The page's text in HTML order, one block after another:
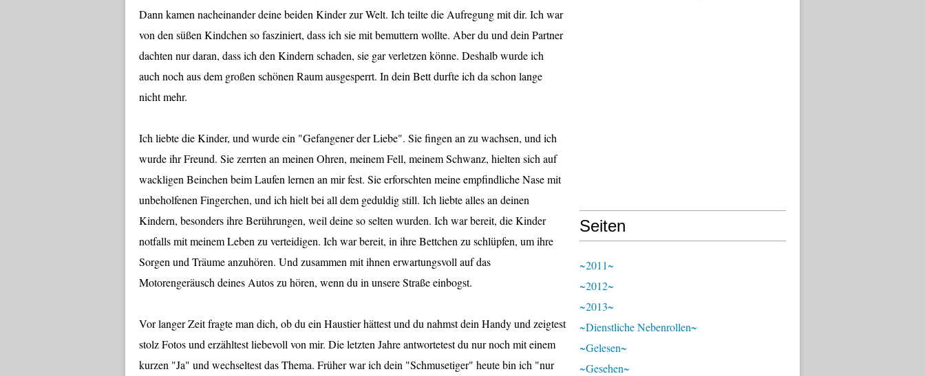
Dann kamen nacheinander deine beiden Kinder zur Welt. Ich teilte die Aufregung mit dir. Ich war
von den süßen Kindchen so fasziniert, dass ich sie mit bemuttern wollte. Aber du und dein Partner
dachten nur daran, dass ich den Kindern schaden, sie gar verletzen könne. Deshalb wurde ich
auch noch aus dem großen schönen Raum ausgesperrt. In dein Bett durfte ich da schon lange
nicht mehr.
Ich liebte die Kinder, und wurde ein "Gefangener der Liebe". Sie fingen an zu wachsen, und ich
wurde ihr Freund. Sie zerrten an meinen Ohren, meinem Fell, meinem Schwanz, hielten sich auf
wackligen Beinchen beim Laufen lernen an mir fest. Sie erforschten meine empfindliche Nase mit
unbeholfenen Fingerchen, und ich hielt bei all dem geduldig still. Ich liebte alles an deinen
Kindern, besonders ihre Berührungen, weil deine so selten wurden. Ich war bereit, die Kinder
notfalls mit meinem Leben zu verteidigen. Ich war bereit, in ihre Bettchen zu schlüpfen, um ihre
Sorgen und Träume anzuhören. Und zusammen mit ihnen erwartungsvoll auf das
Motorengeräusch deines Autos zu hören, wenn du in unsere Straße einbogst.
Vor langer Zeit fragte man dich, ob du ein Haustier hättest und du nahmst dein Handy und zeigtest
stolz Fotos und erzähltest liebevoll von mir. Die letzten Jahre antwortetest du nur noch mit einem
kurzen "Ja" und wechseltest das Thema. Früher war ich dein "Schmusetiger" heute bin ich "nur
Seiten
~2011~
~2012~
~2013~
~Dienstliche Nebenrollen~
~Gelesen~
~Gesehen~